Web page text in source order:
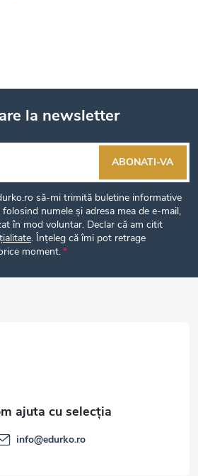
la newsletter
să-mi trimită buletine informative
numele și adresa mea de e-mail,
în mod voluntar. Declar că am citit
. Înțeleg că îmi pot retrage
moment.
ABONATI-VA
info@edurko.ro